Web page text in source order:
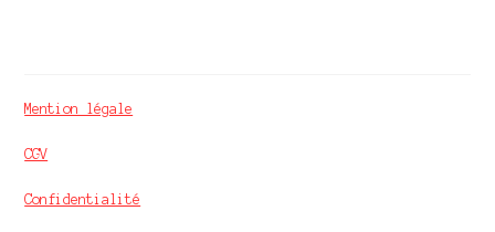
Mention légale
CGV
Confidentialité